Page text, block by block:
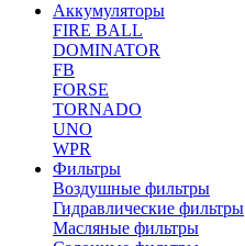
Аккумуляторы
FIRE BALL
DOMINATOR
FB
FORSE
TORNADO
UNO
WPR
Фильтры
Воздушные фильтры
Гидравлические фильтры
Масляные фильтры